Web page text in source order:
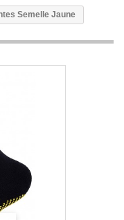
Semelle Jaune